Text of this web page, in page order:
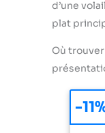
d’une
plat
Où
-